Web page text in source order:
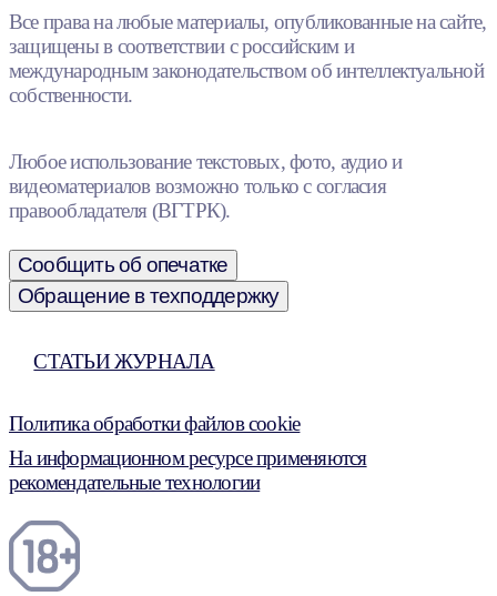
Все права на любые материалы, опубликованные на сайте,
защищены в соответствии с российским и
международным законодательством об интеллектуальной
собственности.
Любое использование текстовых, фото, аудио и
видеоматериалов возможно только с согласия
правообладателя (ВГТРК).
Сообщить об опечатке
Обращение в техподдержку
СТАТЬИ ЖУРНАЛА
Политика обработки файлов cookie
На информационном ресурсе применяются
рекомендательные технологии